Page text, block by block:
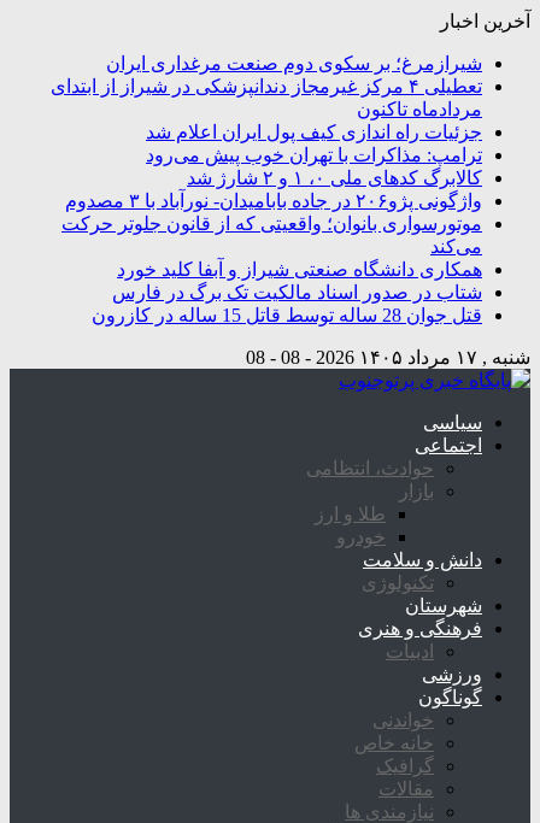
آخرین اخبار
شیرازمرغ؛ بر سکوی دوم صنعت مرغداری ایران
تعطیلی ۴ مرکز غیرمجاز دندانپزشکی در شیراز از ابتدای
مردادماه تاکنون
جزئیات راه اندازی کیف پول ایران اعلام شد
ترامپ: مذاکرات با تهران خوب پیش می‌رود
کالابرگ کدهای ملی ۰، ۱ و ۲ شارژ شد
واژگونی پژو۲۰۶ در جاده بابامیدان- نورآباد با ۳ مصدوم
موتورسواری بانوان؛ واقعیتی که از قانون جلوتر حرکت
می‌کند
همکاری دانشگاه صنعتی شیراز و آبفا کلید خورد
شتاب در صدور اسناد مالکیت تک برگ در فارس
قتل جوان 28 ساله توسط قاتل 15 ساله در کازرون
شنبه , ۱۷ مرداد ۱۴۰۵ 2026 - 08 - 08
سیاسی
اجتماعی
حوادث، انتظامی
بازار
طلا و ارز
خودرو
دانش و سلامت
تکنولوژی
شهرستان
فرهنگی و هنری
ادبیات
ورزشی
گوناگون
خواندنی
خانه خاص
گرافیک
مقالات
نیازمندی ها